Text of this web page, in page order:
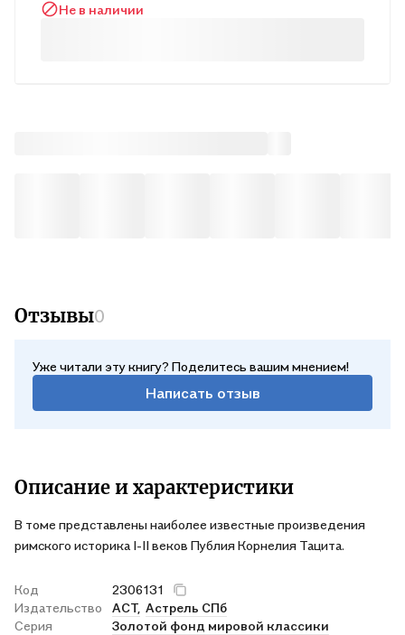
Не в наличии
Отзывы0
Уже читали эту книгу? Поделитесь вашим мнением!
Написать отзыв
Описание и характеристики
В томе представлены наиболее известные произведения
римского историка I-II веков Публия Корнелия Тацита.
Код
2306131
Издательство
АСТ, Астрель СПб
Серия
Золотой фонд мировой классики